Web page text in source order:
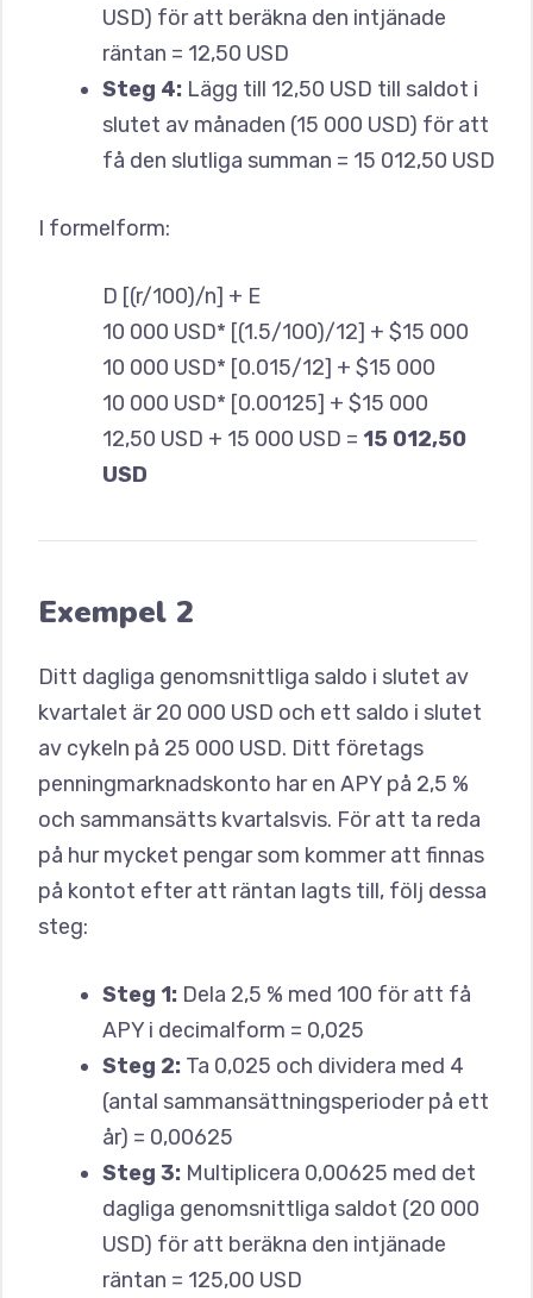
USD) för att beräkna den intjänade
räntan = 12,50 USD
Steg 4: Lägg till 12,50 USD till saldot i
slutet av månaden (15 000 USD) för att
få den slutliga summan = 15 012,50 USD
I formelform:
D [(r/100)/n] + E
10 000 USD* [(1.5/100)/12] + $15 000
10 000 USD* [0.015/12] + $15 000
10 000 USD* [0.00125] + $15 000
12,50 USD + 15 000 USD = 15 012,50
USD
Exempel 2
Ditt dagliga genomsnittliga saldo i slutet av
kvartalet är 20 000 USD och ett saldo i slutet
av cykeln på 25 000 USD. Ditt företags
penningmarknadskonto har en APY på 2,5 %
och sammansätts kvartalsvis. För att ta reda
på hur mycket pengar som kommer att finnas
på kontot efter att räntan lagts till, följ dessa
steg:
Steg 1: Dela 2,5 % med 100 för att få
APY i decimalform = 0,025
Steg 2: Ta 0,025 och dividera med 4
(antal sammansättningsperioder på ett
år) = 0,00625
Steg 3: Multiplicera 0,00625 med det
dagliga genomsnittliga saldot (20 000
USD) för att beräkna den intjänade
räntan = 125,00 USD